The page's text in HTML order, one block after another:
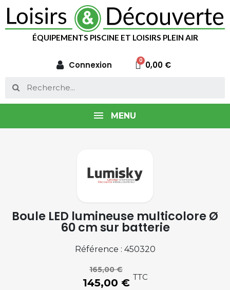
ÉQUIPEMENTS PISCINE ET LOISIRS PLEIN AIR
Connexion 0,00 €
MENU
Boule LED lumineuse multicolore Ø
60 cm sur batterie
Référence : 450320
165,00 €
145,00 € TTC